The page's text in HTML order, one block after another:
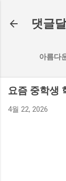
댓글
아름다
요즘 중학생
4월 22, 2026